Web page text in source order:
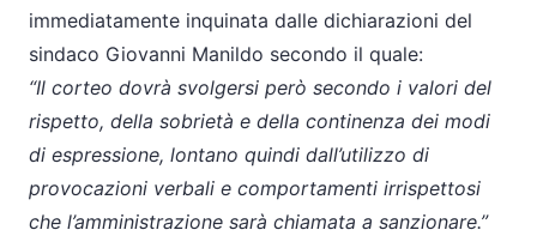
immediatamente inquinata dalle dichiarazioni del
sindaco Giovanni Manildo secondo il quale:
“Il corteo dovrà svolgersi però secondo i valori del
rispetto, della sobrietà e della continenza dei modi
di espressione, lontano quindi dall’utilizzo di
provocazioni verbali e comportamenti irrispettosi
che l’amministrazione sarà chiamata a sanzionare.”